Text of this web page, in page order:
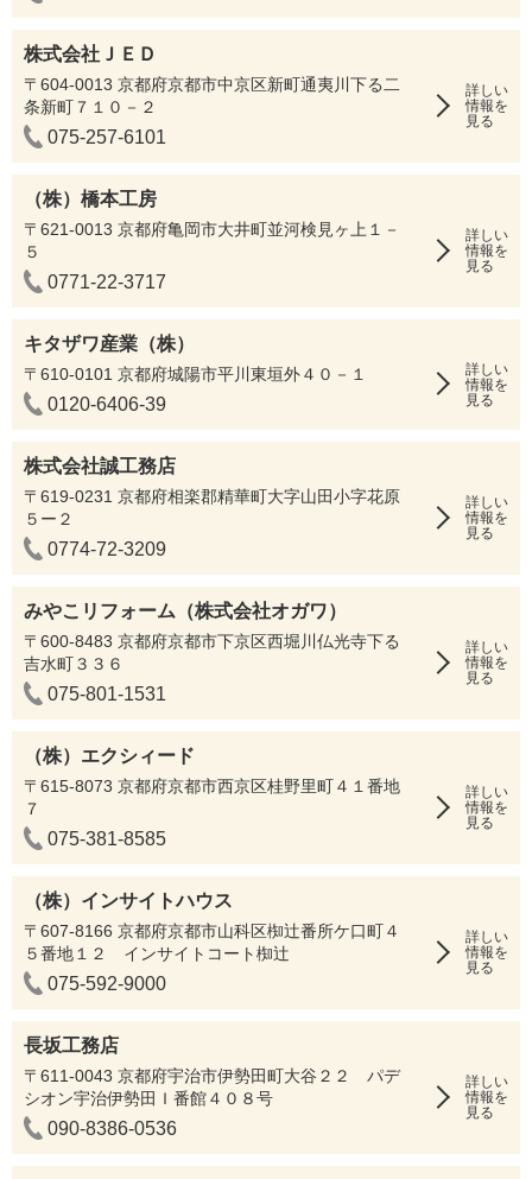
株式会社ＪＥＤ
〒604-0013 京都府京都市中京区新町通夷川下る二
条新町７１０－２
075-257-6101
詳しい
情報を
見る
（株）橋本工房
〒621-0013 京都府亀岡市大井町並河検見ヶ上１－
５
0771-22-3717
詳しい
情報を
見る
キタザワ産業（株）
〒610-0101 京都府城陽市平川東垣外４０－１
0120-6406-39
詳しい
情報を
見る
株式会社誠工務店
〒619-0231 京都府相楽郡精華町大字山田小字花原
５ー２
0774-72-3209
詳しい
情報を
見る
みやこリフォーム（株式会社オガワ）
〒600-8483 京都府京都市下京区西堀川仏光寺下る
吉水町３３６
075-801-1531
詳しい
情報を
見る
（株）エクシィード
〒615-8073 京都府京都市西京区桂野里町４１番地
７
075-381-8585
詳しい
情報を
見る
（株）インサイトハウス
〒607-8166 京都府京都市山科区椥辻番所ケ口町４
５番地１２ インサイトコート椥辻
075-592-9000
詳しい
情報を
見る
長坂工務店
〒611-0043 京都府宇治市伊勢田町大谷２２ パデ
シオン宇治伊勢田Ｉ番館４０８号
090-8386-0536
詳しい
情報を
見る